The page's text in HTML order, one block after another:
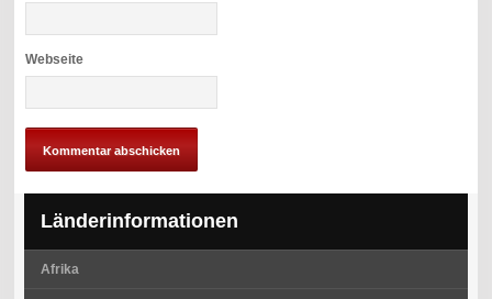
Webseite
Länderinformationen
Afrika